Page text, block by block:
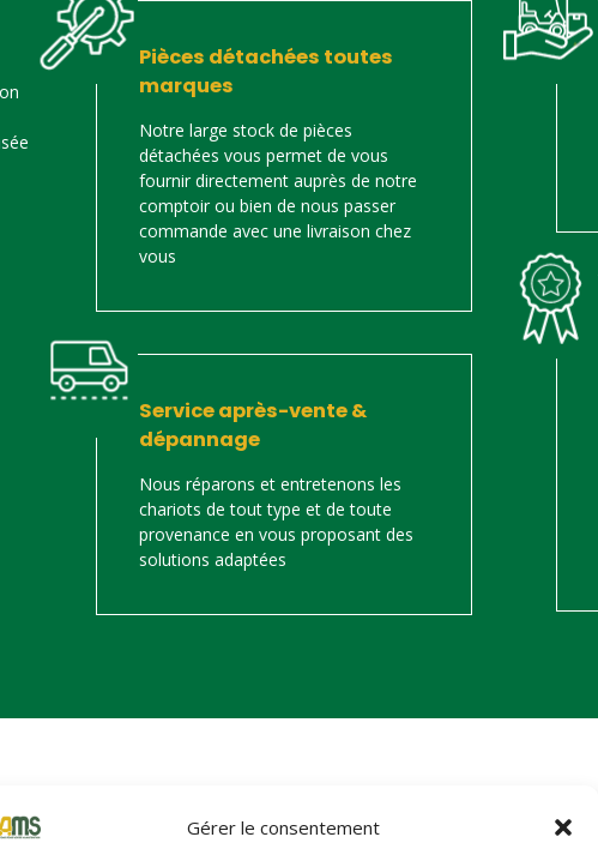
Gérer le consentement
Pièces détachées toutes
marques
Notre large stock de pièces
détachées vous permet de vous
fournir directement auprès de notre
comptoir ou bien de nous passer
commande avec une livraison chez
vous
Service après-vente &
dépannage
Nous réparons et entretenons les
chariots de tout type et de toute
provenance en vous proposant des
solutions adaptées